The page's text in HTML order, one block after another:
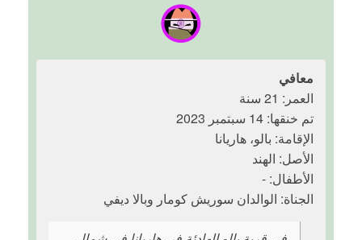
معافي
العمر: 21 سنة
تم خنقها: 14 سبتمبر 2023
الإقامة: بالو، هاريانا
الأصل: الهند
الأطفال: -
الجناة: الوالدان سوريش كومار وبالا ديفي